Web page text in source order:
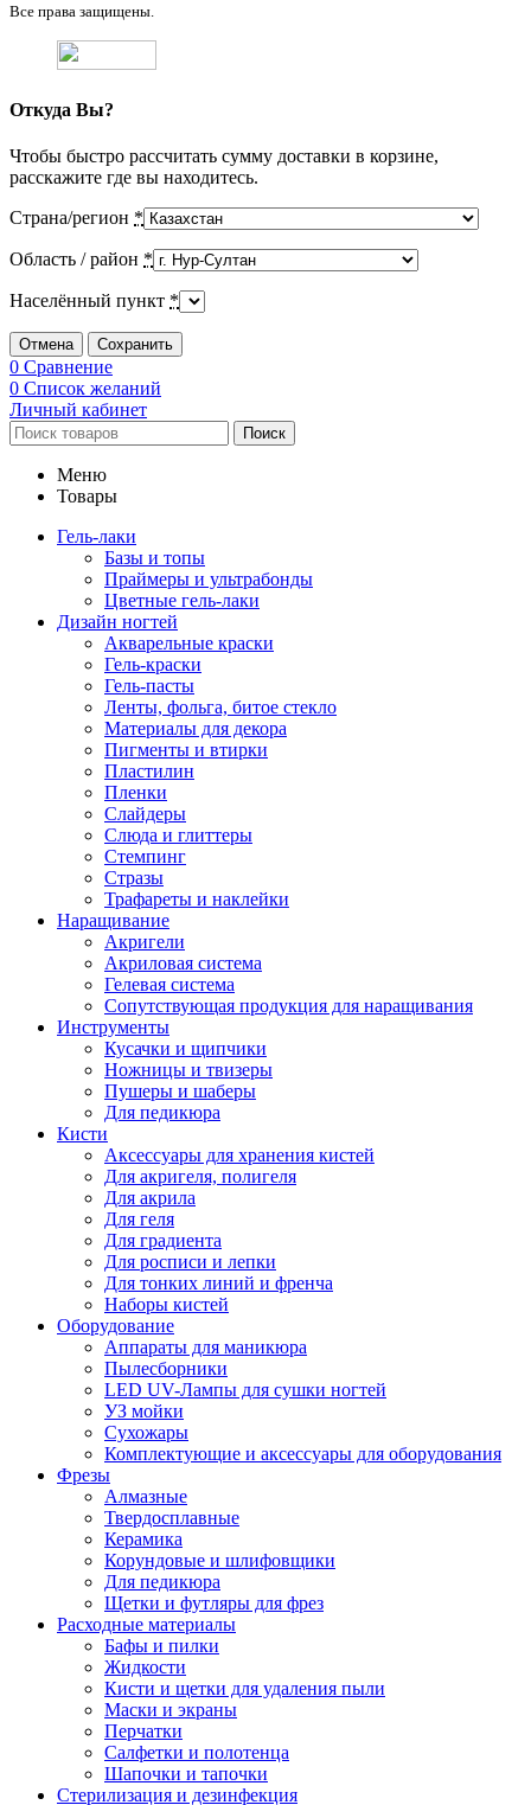
Все права защищены.
Откуда Вы?
Чтобы быстро рассчитать сумму доставки в корзине,
расскажите где вы находитесь.
Страна/регион *
Область / район *
Населённый пункт *
Отмена Сохранить
0 Сравнение
0 Список желаний
Личный кабинет
Поиск
Меню
Товары
Гель-лаки
Базы и топы
Праймеры и ультрабонды
Цветные гель-лаки
Дизайн ногтей
Акварельные краски
Гель-краски
Гель-пасты
Ленты, фольга, битое стекло
Материалы для декора
Пигменты и втирки
Пластилин
Пленки
Слайдеры
Слюда и глиттеры
Стемпинг
Стразы
Трафареты и наклейки
Наращивание
Акригели
Акриловая система
Гелевая система
Сопутствующая продукция для наращивания
Инструменты
Кусачки и щипчики
Ножницы и твизеры
Пушеры и шаберы
Для педикюра
Кисти
Аксессуары для хранения кистей
Для акригеля, полигеля
Для акрила
Для геля
Для градиента
Для росписи и лепки
Для тонких линий и френча
Наборы кистей
Оборудование
Аппараты для маникюра
Пылесборники
LED UV-Лампы для сушки ногтей
УЗ мойки
Сухожары
Комплектующие и аксессуары для оборудования
Фрезы
Алмазные
Твердосплавные
Керамика
Корундовые и шлифовщики
Для педикюра
Щетки и футляры для фрез
Расходные материалы
Бафы и пилки
Жидкости
Кисти и щетки для удаления пыли
Маски и экраны
Перчатки
Салфетки и полотенца
Шапочки и тапочки
Стерилизация и дезинфекция